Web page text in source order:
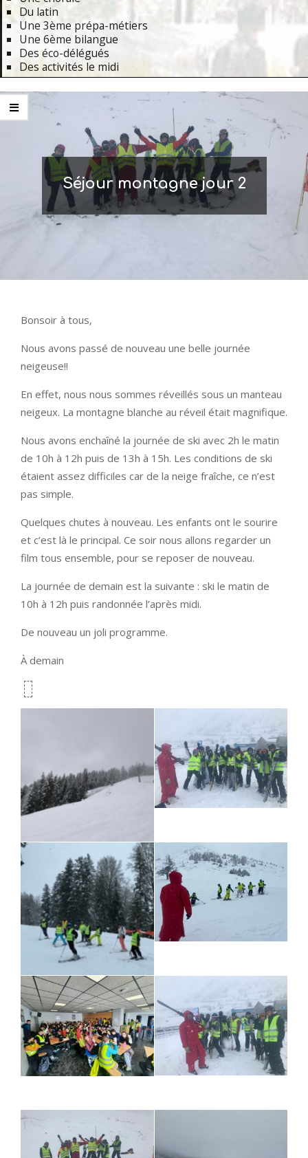
Du latin
Une 3ème prépa-métiers
Une 6ème bilangue
Des éco-délégués
Des activités le midi
Navigation
Menu
Séjour montagne jour 2
Bonsoir à tous,
Nous avons passé de nouveau une belle journée
neigeuse!!
En effet, nous nous sommes réveillés sous un manteau
neigeux. La montagne blanche au réveil était magnifique.
Nous avons enchaîné la journée de ski avec 2h le matin
de 10h à 12h puis de 13h à 15h. Les conditions de ski
étaient assez difficiles car de la neige fraîche, ce n’est
pas simple.
Quelques chutes à nouveau. Les enfants ont le sourire
et c’est là le principal. Ce soir nous allons regarder un
film tous ensemble, pour se reposer de nouveau.
La journée de demain est la suivante : ski le matin de
10h à 12h puis randonnée l’après midi.
De nouveau un joli programme.
À demain